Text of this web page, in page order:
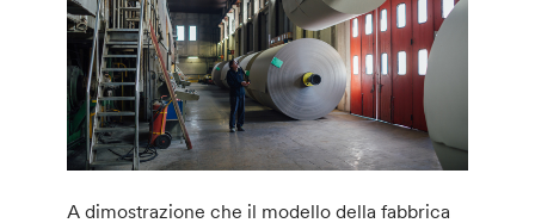
A dimostrazione che il modello della fabbrica